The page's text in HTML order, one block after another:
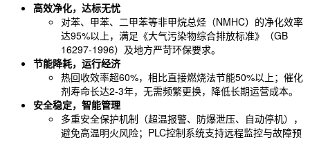
高效净化，达标无忧
对苯、甲苯、二甲苯等非甲烷总烃（NMHC）的净化效率
达95%以上，满足《大气污染物综合排放标准》（GB
16297-1996）及地方严苛环保要求。
节能降耗，运行经济
热回收效率超60%，相比直接燃烧法节能50%以上；催化
剂寿命长达2-3年，无需频繁更换，降低长期运营成本。
安全稳定，智能管理
多重安全保护机制（超温报警、防爆泄压、自动停机），
避免高温明火风险；PLC控制系统支持远程监控与故障预